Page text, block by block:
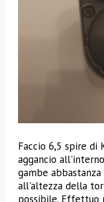
Faccio 6,5 spire di
aggancio
gambe
all'altezza della
possibile. Effettuo